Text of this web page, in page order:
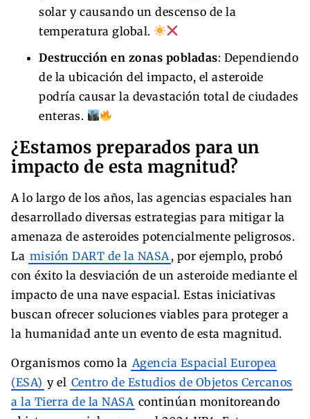
solar y causando un descenso de la
temperatura global.
Destrucción en zonas pobladas: Dependiendo
de la ubicación del impacto, el asteroide
podría causar la devastación total de ciudades
enteras.
¿Estamos preparados para un
impacto de esta magnitud?
A lo largo de los años, las agencias espaciales han
desarrollado diversas estrategias para mitigar la
amenaza de asteroides potencialmente peligrosos.
La misión DART de la NASA , por ejemplo, probó
con éxito la desviación de un asteroide mediante el
impacto de una nave espacial. Estas iniciativas
buscan ofrecer soluciones viables para proteger a
la humanidad ante un evento de esta magnitud.
Organismos como la Agencia Espacial Europea
(ESA) y el Centro de Estudios de Objetos Cercanos
a la Tierra de la NASA continúan monitoreando